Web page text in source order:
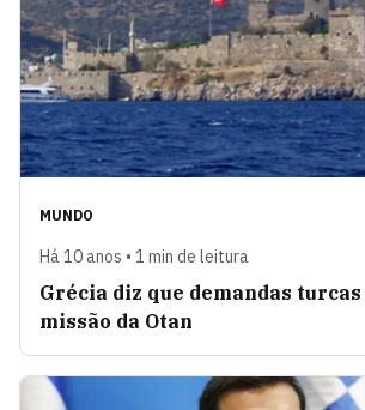
MUNDO
Há 10 anos • 1 min de leitura
Grécia diz que demandas
missão da Otan